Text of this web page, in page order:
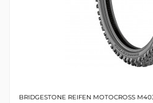
BRIDGESTONE REIFEN MOTOCROSS